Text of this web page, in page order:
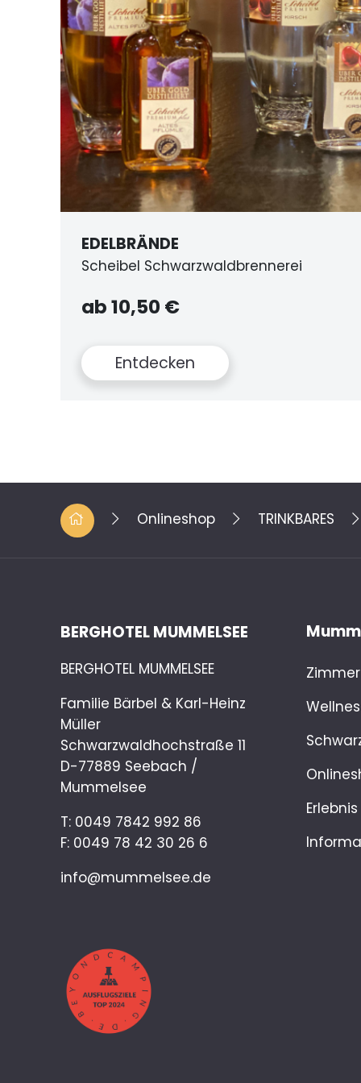
GESCHENKSET SCHWARZWÄLDER
inkl. Mummelseepostkarte
8,90 €
Entdecken
Onlineshop TRINKBARES
BERGHOTEL MUMMELSEE
BERGHOTEL MUMMELSEE
Familie Bärbel & Karl-Heinz
Müller
Schwarzwaldhochstraße 11
D-77889 Seebach /
Mummelsee
T: 0049 7842 992 86
F: 0049 78 42 30 26 6
info@mummelsee.de
Erlebnis